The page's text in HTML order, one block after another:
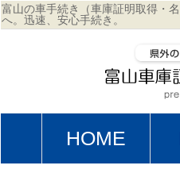
富山の車手続き（車庫証明取得・
へ。迅速、安心手続き。
HOME